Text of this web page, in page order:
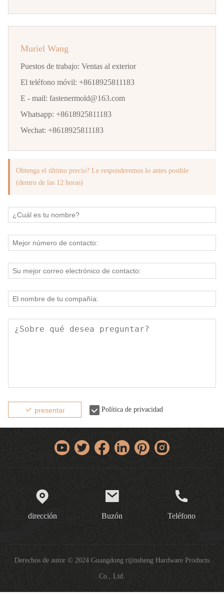
Muriel Wang
Puestos de trabajo: Ventas al exterior
El teléfono móvil: +8618925811183
E - mail: fastenermold@163.com
Whatsapp: +8618925811183
Wechat: +8618925811183
Obtenga el último precio? Le responderemos lo antes posible
(dentro de las 12 horas)
presentar Política de privacidad
dirección Buzón Teléfono
Derechos de autor © 2024 Guangdong rijinsheng Hardware Products
Co., Ltd.